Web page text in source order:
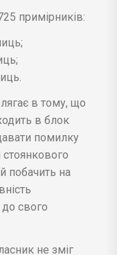
примірників:
в тому, що
в блок
помилку
побачить на
до свого
не зміг